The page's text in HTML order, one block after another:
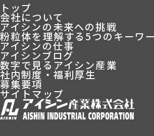
トップ
会社について
アイシンの未来への挑戦
粉粒体を理解する5つのキーワ
アイシンの仕事
アイシンブログ
数字で見るアイシン産業
社内制度・福利厚生
募集要項
サイトマップ